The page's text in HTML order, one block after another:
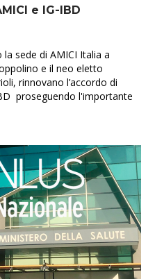
e IG-IBD
sede di AMICI Italia a
e il neo eletto
rinnovano l’accordo di
proseguendo l'importante